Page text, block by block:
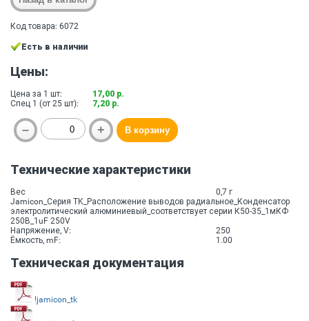
Код товара: 6072
Есть в наличии
Цены:
Цена за 1 шт:
17,00 р.
Спец 1 (от 25 шт):
7,20 р.
Технические характеристики
Вес
0,7 г
Jamicon_Серия TK_Расположение выводов радиальное_Конденсатор
электролитический алюминиевый_соответствует серии К50-35_1мКФ
250В_1uF 250V
Напряжение, V:
250
Ёмкость, mF:
1.00
Техническая документация
!jamicon_tk